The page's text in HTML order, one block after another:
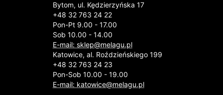
Bytom, ul. Kędzierzyńska 17
+48 32 763 24 22
Pon-Pt 9.00 - 17.00
Sob 10.00 - 14.00
E-mail: sklep@melagu.pl
Katowice, al. Roździeńskiego 199
+48 32 763 24 23
Pon-Sob 10.00 - 19.00
E-mail: katowice@melagu.pl